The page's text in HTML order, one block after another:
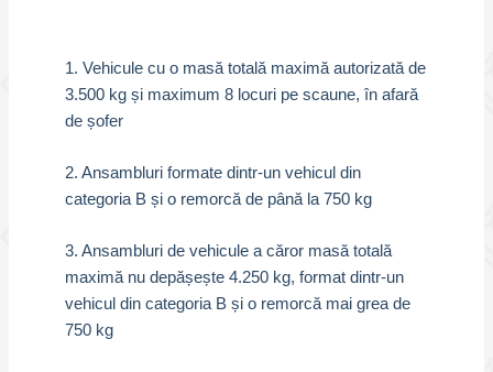
1. Vehicule cu o masă totală maximă autorizată de
3.500 kg și maximum 8 locuri pe scaune, în afară
de șofer
2. Ansambluri formate dintr-un vehicul din
categoria B și o remorcă de până la 750 kg
3. Ansambluri de vehicule a căror masă totală
maximă nu depășește 4.250 kg, format dintr-un
vehicul din categoria B și o remorcă mai grea de
750 kg